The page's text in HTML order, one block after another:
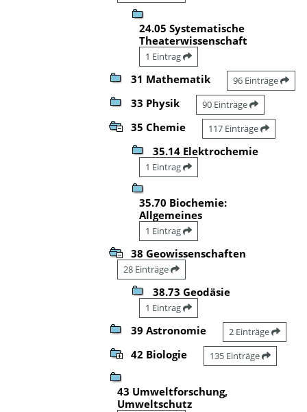
24.05 Systematische
Theaterwissenschaft
1 Eintrag
31 Mathematik 96 Einträge
33 Physik 90 Einträge
35 Chemie 117 Einträge
35.14 Elektrochemie
1 Eintrag
35.70 Biochemie:
Allgemeines
1 Eintrag
38 Geowissenschaften
28 Einträge
38.73 Geodäsie
1 Eintrag
39 Astronomie 2 Einträge
42 Biologie 135 Einträge
43 Umweltforschung,
Umweltschutz